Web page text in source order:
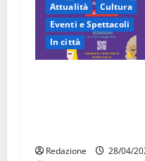
Attualità
Cultura
Eventi e Spettacoli
In città
Redazione
28/04/